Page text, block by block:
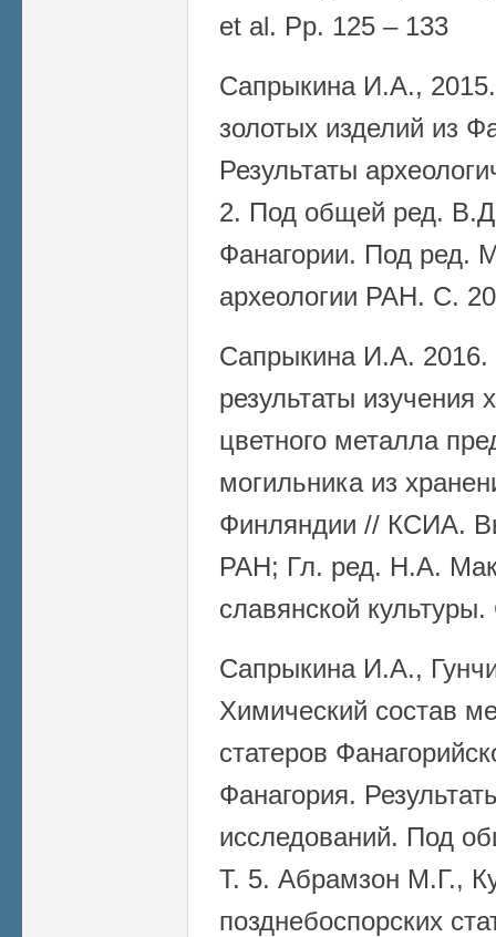
et al. Pp. 125 – 133
Сапрыкина И.А., 2015.
золотых изделий из
Результаты
2. Под общей ред.
Фанагории. Под ред.
археологии РАН. С.
Сапрыкина И.А. 2016.
результаты изучения
цветного металла
могильника из
Финляндии // КСИА.
РАН; Гл. ред. Н.А.
славянской
Сапрыкина И.А.,
Химический состав
статеров
Фанагория.
исследований. Под
Т. 5. Абрамзон М.Г.,
позднебоспорских